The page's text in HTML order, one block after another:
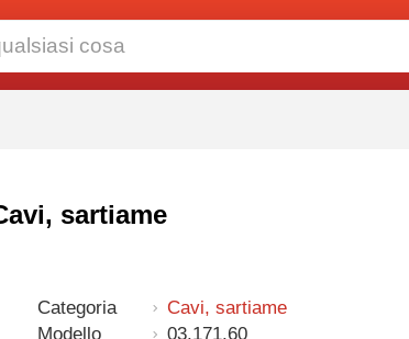
sartiame
Categoria
Cavi, sartiame
Modello
03.171.60